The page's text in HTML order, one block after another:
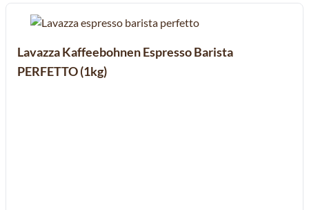
Mit der Tabulatortaste können Sie durch die Elemente des
Clicken, um das Karussell zu überspringen
Clicken, um zur Karussell-Navigation zu gelangen
Lavazza Kaffeebohnen Espresso Barista
PERFETTO (1kg)